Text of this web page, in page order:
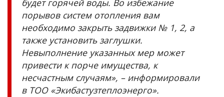
будет горячей воды. Во избежание
порывов систем отопления вам
необходимо закрыть задвижки № 1, 2, а
также установить заглушки.
Невыполнение указанных мер может
привести к порче имущества, к
несчастным случаям», – информировали
в ТОО «Экибастузтеплоэнерго».